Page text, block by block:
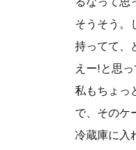
そうそう。
持ってて、
えー!と思
私もちょっ
で、そのケ
冷蔵庫に入